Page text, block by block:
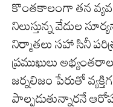
కొంతకాలంగా తన
నిలుస్తున్న వేదుల
నిర్మాతలు సహా సినీ
ప్రముఖులు
జర్నలిజం పేరుతో
పాల్పడుతున్నారనే